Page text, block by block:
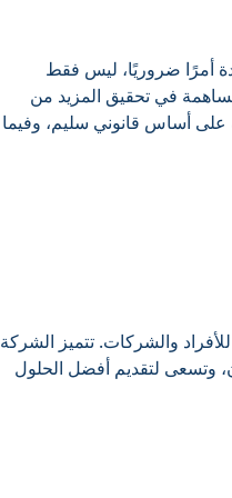
أمرًا ضروريًا، ليس فقط
في تحقيق المزيد من
على أساس قانوني سليم، وفيما
والشركات. تتميز الشركة
وتسعى لتقديم أفضل الحلول